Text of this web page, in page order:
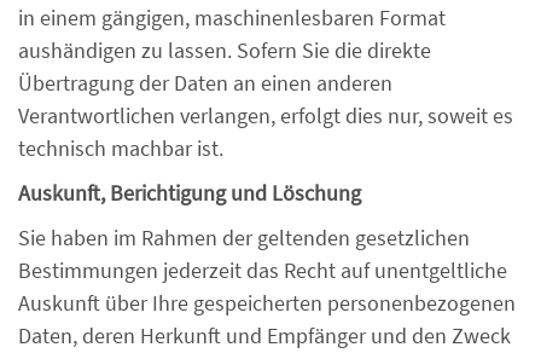
in einem gängigen, maschinenlesbaren Format
aushändigen zu lassen. Sofern Sie die direkte
Übertragung der Daten an einen anderen
Verantwortlichen verlangen, erfolgt dies nur, soweit es
technisch machbar ist.
Auskunft, Berichtigung und Löschung
Sie haben im Rahmen der geltenden gesetzlichen
Bestimmungen jederzeit das Recht auf unentgeltliche
Auskunft über Ihre gespeicherten personenbezogenen
Daten, deren Herkunft und Empfänger und den Zweck